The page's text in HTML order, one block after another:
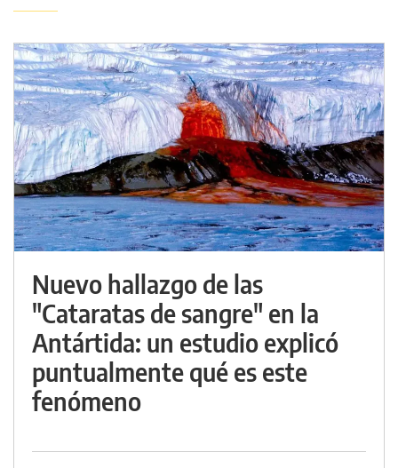
Nuevo hallazgo de las
"Cataratas de sangre" en la
Antártida: un estudio explicó
puntualmente qué es este
fenómeno